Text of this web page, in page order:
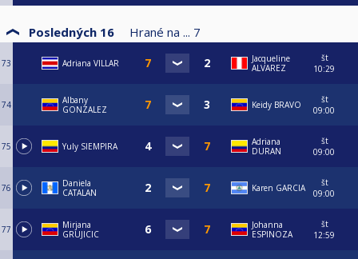
Posledných 16 Hrané na ... 7
73 Adriana VILLAR
Jacqueline
ALVAREZ
št
10:29
74
Albany
GONZALEZ
Keidy BRAVO
št
09:00
75 Yuly SIEMPIRA
Adriana
DURAN
št
09:00
76
Daniela
CATALAN
Karen GARCIA
št
09:00
77
Mirjana
GRUJICIC
Johanna
ESPINOZA
št
12:59